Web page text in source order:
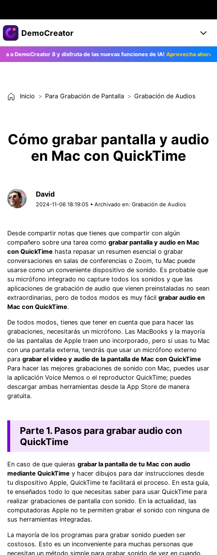
Productos destacados
Creatividad digital con AIGC
Utilidades
Empresas
Soporte
DemoCreator
Productos
Consejos sobre la IA
Empresa
8 y disfruta de las nuevas funciones de IA!Aprovecha ahora>>
Inicio Para Grabación de Pantalla Grabación de Audios
Cómo grabar pantalla y audio
en Mac con QuickTime
David
2024-11-06 18:19:05 • Archivado en:Grabación de Audios
Desde compartir notas que tienes que compartir con algún
compañero sobre una tarea como grabar pantalla y audio en Mac
con QuickTime hasta repasar un resumen esencial o grabar
conversaciones en salas de conferencias o Zoom, tu Mac puede
usarse como un conveniente dispositivo de sonido. Es probable que
su micrófono integrado no capture todos los sonidos y que las
aplicaciones de grabación de audio que vienen preinstaladas no sean
extraordinarias, pero de todos modos es muy fácil grabar audio en
Mac con QuickTime.
De todos modos, tienes que tener en cuenta que para hacer las
grabaciones, necesitarás un micrófono. Las MacBooks y la mayoría
de las pantallas de Apple traen uno incorporado, pero si usas tu Mac
con una pantalla externa, tendrás que usar un micrófono externo
para grabar el video y audio de la pantalla de Mac con QuickTime
Para hacer las mejores grabaciones de sonido con Mac, puedes usar
la aplicación Voice Memos o el reproductor QuickTime; puedes
descargar ambas herramientas desde la App Store de manera
gratuita.
Parte 1. Pasos para grabar audio con
QuickTime
En caso de que quieras grabar la pantalla de tu Mac con audio
mediante QuickTime y hacer dibujos para dar instrucciones desde
tu dispositivo Apple, QuickTime te facilitará el proceso. En esta guía,
te enseñados todo lo que necesitas saber para usar QuickTime para
realizar grabaciones de pantalla con sonido. En la actualidad, las
computadoras Apple no te permiten grabar el sonido con ninguna de
sus herramientas integradas.
La mayoría de los programas para grabar sonido pueden ser
costosos. Esto es un inconveniente para muchas personas que
necesitan un método simple para grabar sonido de vez en cuando,